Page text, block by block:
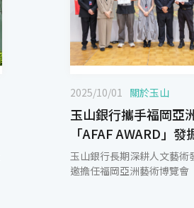
2025/10/01 關於玉山
玉山銀行攜手福岡亞
「AFAF AWARD」
術家
玉山銀行長期深耕人文藝術
邀擔任福岡亞洲藝術博覽會